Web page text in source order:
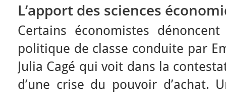
L’apport des sciences
Certains économistes
politique de classe conduite par
Julia Cagé qui voit dans la
d’une crise du pouvoir d’achat.